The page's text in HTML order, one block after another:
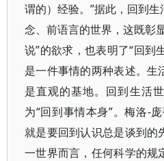
谓的）经验。”据此，回到
念、前语言的世界，这既彰
说”的欲求，也表明了“回到
是一件事情的两种表述。生
是直观的基地。回到生活
为“回到事情本身”。梅洛-
就是要回到认识总是谈到的
一世界而言，任何科学的规